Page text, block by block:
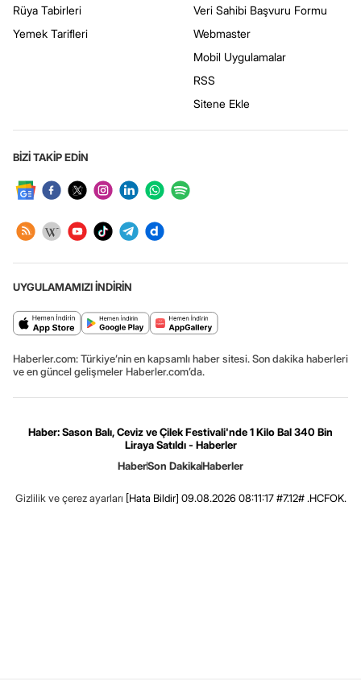
Rüya Tabirleri
Yemek Tarifleri
Veri Sahibi Başvuru Formu
Webmaster
Mobil Uygulamalar
RSS
Sitene Ekle
BİZİ TAKİP EDİN
UYGULAMAMIZI İNDİRİN
Haberler.com: Türkiye’nin en kapsamlı haber sitesi. Son dakika haberleri
ve en güncel gelişmeler Haberler.com’da.
Haber: Sason Balı, Ceviz ve Çilek Festivali'nde 1 Kilo Bal 340 Bin
Liraya Satıldı - Haberler
HaberSon DakikaHaberler
Gizlilik ve çerez ayarları [Hata Bildir] 09.08.2026 08:11:17 #7.12# .HCFOK.